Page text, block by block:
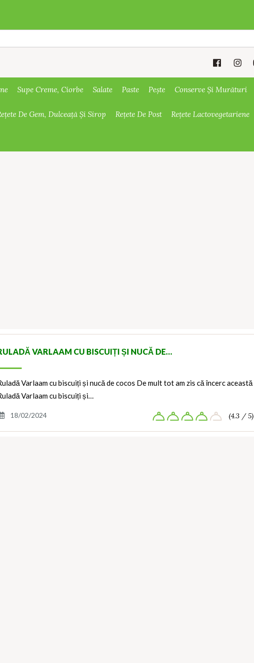
Supe Creme, Ciorbe Salate Paste Pește Conserve Și Murături
De Gem, Dulceață Și Sirop Rețete De Post Rețete Lactovegetariene
VARLAAM CU BISCUIȚI ȘI NUCĂ DE…
Varlaam cu biscuiți și nucă de cocos De mult tot am zis că încerc această
Varlaam cu biscuiți și…
18/02/2024 (4.3 / 5)